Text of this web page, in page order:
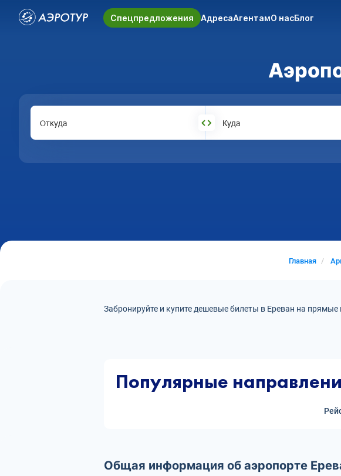
Спецпредложения АдресаАгентамО насБлог
Откуда Куда
Главная
Забронируйте и купите дешевые билеты в Ереван на прямые
Популярные
Общая информация об аэропорте